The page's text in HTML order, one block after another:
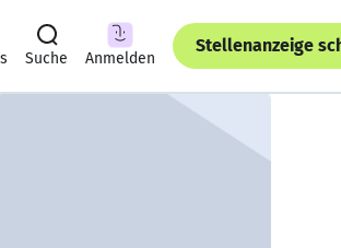
Suche Anmelden
Stellenanzeige